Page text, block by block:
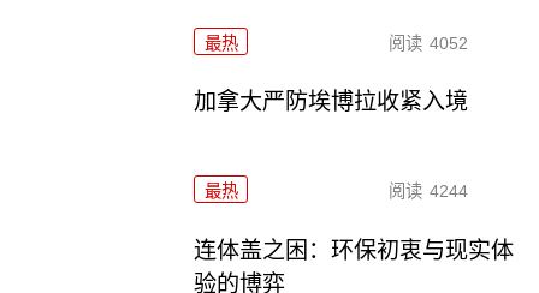
最热 阅读 4052
加拿大严防埃博拉收紧入境
最热 阅读 4244
连体盖之困：环保初衷与现实体
验的博弈